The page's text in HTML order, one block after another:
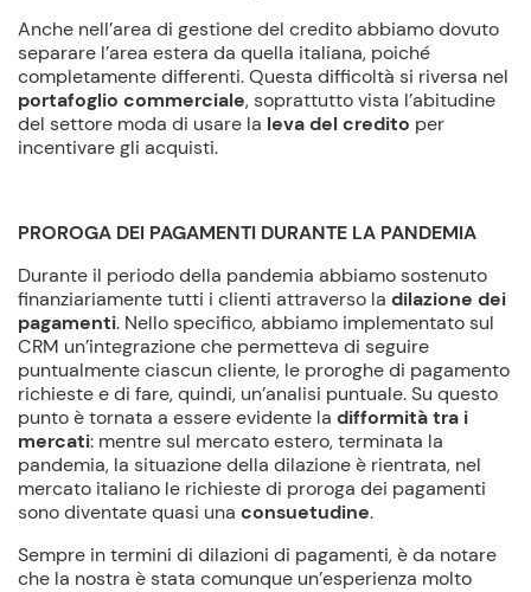
Anche nell’area di gestione del credito abbiamo dovuto
separare l’area estera da quella italiana, poiché
completamente differenti. Questa difficoltà si riversa nel
portafoglio commerciale, soprattutto vista l’abitudine
del settore moda di usare la leva del credito per
incentivare gli acquisti.
PROROGA DEI PAGAMENTI DURANTE LA PANDEMIA
Durante il periodo della pandemia abbiamo sostenuto
finanziariamente tutti i clienti attraverso la dilazione dei
pagamenti. Nello specifico, abbiamo implementato sul
CRM un’integrazione che permetteva di seguire
puntualmente ciascun cliente, le proroghe di pagamento
richieste e di fare, quindi, un’analisi puntuale. Su questo
punto è tornata a essere evidente la difformità tra i
mercati: mentre sul mercato estero, terminata la
pandemia, la situazione della dilazione è rientrata, nel
mercato italiano le richieste di proroga dei pagamenti
sono diventate quasi una consuetudine.
Sempre in termini di dilazioni di pagamenti, è da notare
che la nostra è stata comunque un’esperienza molto